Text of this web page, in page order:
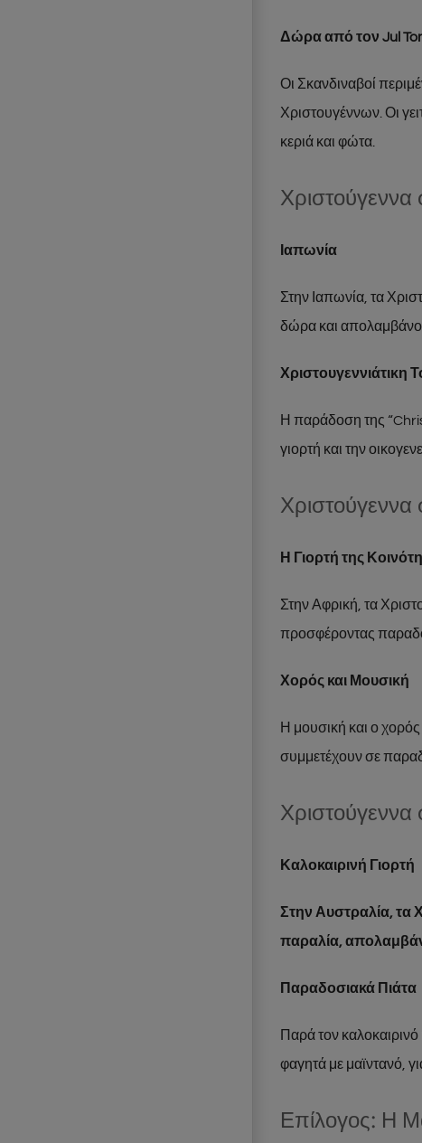
Δώρα από τον Jul
Οι Σκανδιναβοί
Χριστουγέννων. Οι
κεριά και φώτα.
Χριστούγεννα
Ιαπωνία
Στην Ιαπωνία, τα
δώρα και
Χριστουγεννιάτικη
Η παράδοση της
γιορτή και την
Χριστούγεννα
Η Γιορτή της
Στην Αφρική, τα
προσφέροντας
Χορός και Μουσική
Η μουσική και ο
συμμετέχουν σε
Χριστούγεννα
Καλοκαιρινή Γιορτή
Στην Αυστραλία, τα
παραλία,
Παραδοσιακά Πιάτα
Παρά τον
φαγητά με μαϊντανό,
Επίλογος: Η